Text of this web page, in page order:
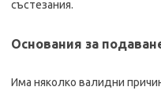
състезания.
Основания за
Има няколко валидни